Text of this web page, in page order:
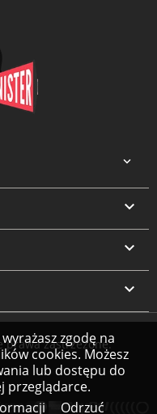




prawa zastrzeżone.
zgodę na
cookies. Możesz
lub dostępu do
przeglądarce.
Odrzuć